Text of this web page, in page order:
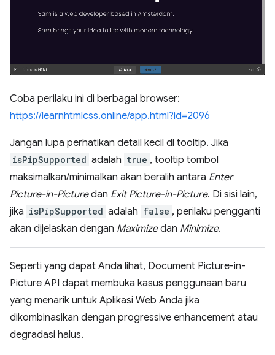
Coba perilaku ini di berbagai browser:
https://learnhtmlcss.online/app.html?id=2096
Jangan lupa perhatikan detail kecil di tooltip. Jika
isPipSupported adalah true , tooltip tombol
maksimalkan/minimalkan akan beralih antara Enter
Picture-in-Picturedan Exit Picture-in-Picture. Di sisi lain,
jika isPipSupported adalah false , perilaku pengganti
akan dijelaskan dengan Maximizedan Minimize.
Seperti yang dapat Anda lihat, Document Picture-in-
Picture API dapat membuka kasus penggunaan baru
yang menarik untuk Aplikasi Web Anda jika
dikombinasikan dengan progressive enhancement atau
degradasi halus.